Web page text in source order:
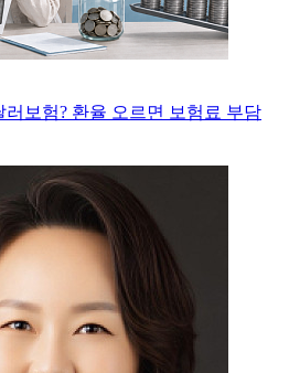
러보험? 환율 오르면 보험료 부담